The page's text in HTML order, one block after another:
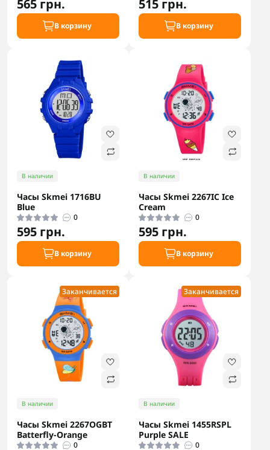
565 грн.
В корзину
515 грн.
В корзину
В наличии
Часы Skmei 1716BU
Blue
0
595 грн.
В корзину
В наличии
Часы Skmei 2267IC Ice
Cream
0
595 грн.
В корзину
Заканчивается
В наличии
Часы Skmei 2267OGBT
Batterfly-Orange
0
Заканчивается
В наличии
Часы Skmei 1455RSPL
Purple SALE
0